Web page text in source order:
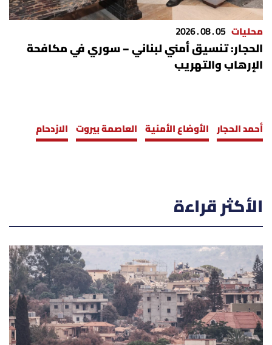
محليات 05 . 08 . 2026
الحجار: تنسيق أمني لبناني – سوري في مكافحة
الإرهاب والتهريب
أحمد الحجار الأوضاع الأمنية العاصمة بيروت الازدحام
الأكثر قراءة